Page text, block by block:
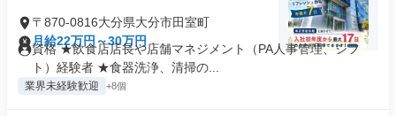
〒870-0816大分県大分市田室町
月給22万円～30万円
資格 ★飲食店店長や店舗マネジメント（PA人事管理、シフ
ト）経験者 ★食器洗浄、清掃の...
業界未経験歓迎 +8個